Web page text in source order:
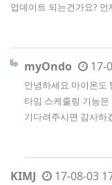
업데이트 되는건가요? 언
myOndo 17-
안녕하세요 마이온도
타임 스케줄링 기능
기다려주시면 감사하
KIMJ 17-08-03